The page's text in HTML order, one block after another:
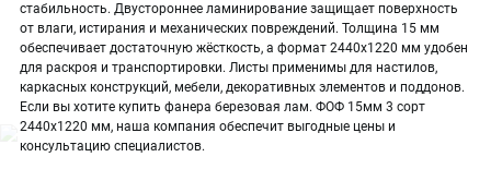
стабильность. Двустороннее ламинирование защищает поверхность
от влаги, истирания и механических повреждений. Толщина 15 мм
обеспечивает достаточную жёсткость, а формат 2440х1220 мм удобен
для раскроя и транспортировки. Листы применимы для настилов,
каркасных конструкций, мебели, декоративных элементов и поддонов.
Если вы хотите купить фанера березовая лам. ФОФ 15мм 3 сорт
2440х1220 мм, наша компания обеспечит выгодные цены и
консультацию специалистов.